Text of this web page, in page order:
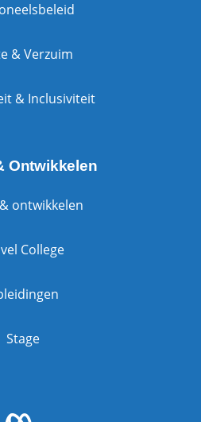
& Verzuim
& Inclusiviteit
Ontwikkelen
ontwikkelen
College
Stage